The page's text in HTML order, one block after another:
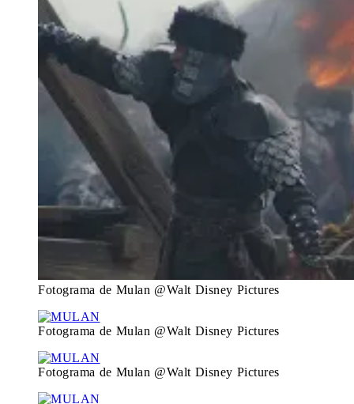
Fotograma de Mulan @Walt Disney Pictures
Fotograma de Mulan @Walt Disney Pictures
Fotograma de Mulan @Walt Disney Pictures